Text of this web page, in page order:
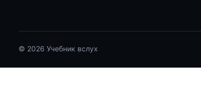
© 2026 Учебник вслух